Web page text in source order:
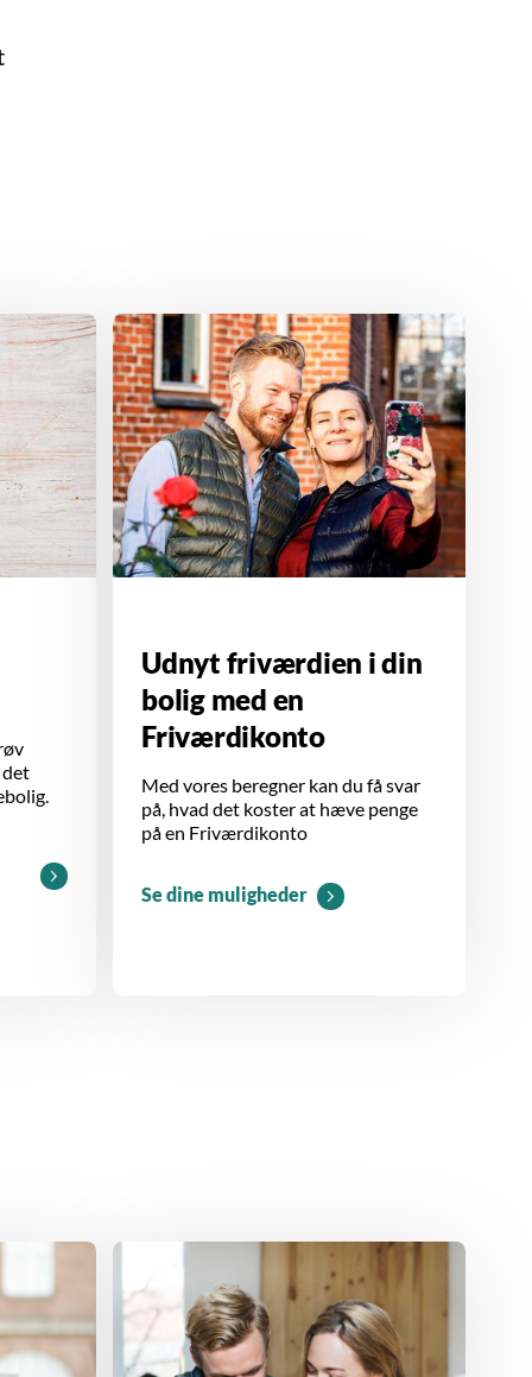
det
Udnyt friværdien i din
bolig med en
Friværdikonto
Med vores beregner kan du få svar
på, hvad det koster at hæve penge
på en Friværdikonto
Se dine muligheder